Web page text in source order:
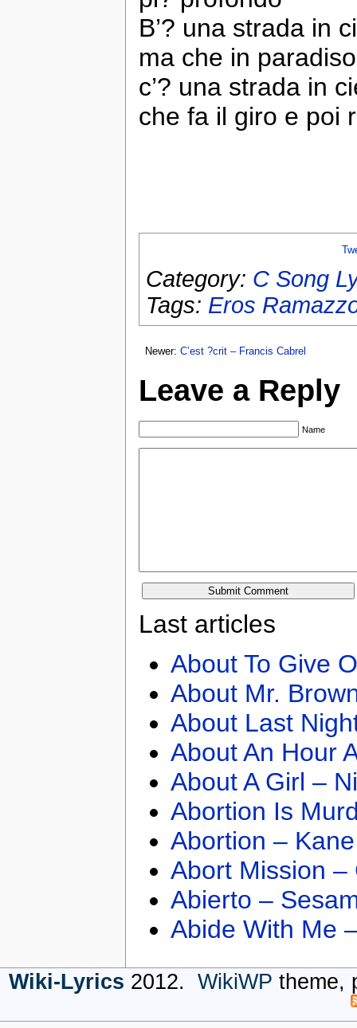
B’? una strada in
ma che in
c’? una strada in
che fa il giro e poi
Category: C Song
Tags: Eros
Newer: C’est ?crit – Francis Cabrel
Leave a Reply
Name
Last articles
About To Give
About Mr.
About Last
About An Hour
About A Girl –
Abortion Is
Abortion –
Abort Mission –
Abierto –
Abide With Me
Wiki-Lyrics 2012. WikiWP theme,